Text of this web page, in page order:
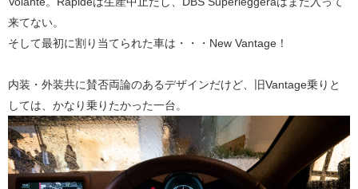
来てない。
そして最初に割り当てられた車は・・・New Vantage！
内装・外装共に賛否両論のあるデザインだけど、旧Vantage乗りと
しては、かなり乗りたかった一台。